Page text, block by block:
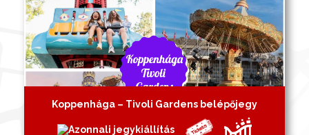
Koppenhága – Tivoli Gardens belépőjegy